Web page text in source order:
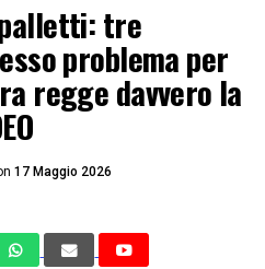
tre
problema per
regge davvero la
17 Maggio 2026